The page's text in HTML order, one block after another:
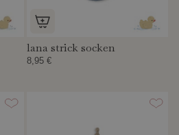
lana strick socken
8,95 €